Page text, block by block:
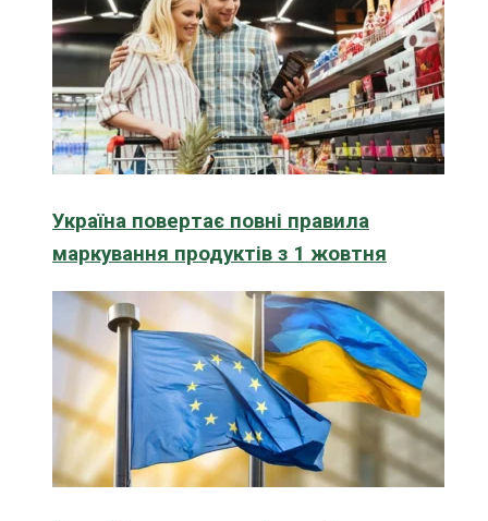
Україна повертає повні правила
маркування продуктів з 1 жовтня